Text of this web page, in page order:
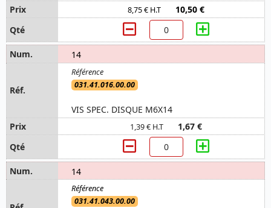
8,75 € H.T 10,50 €
14
031.41.016.00.00
VIS SPEC. DISQUE M6X14
1,39 € H.T 1,67 €
14
031.41.043.00.00